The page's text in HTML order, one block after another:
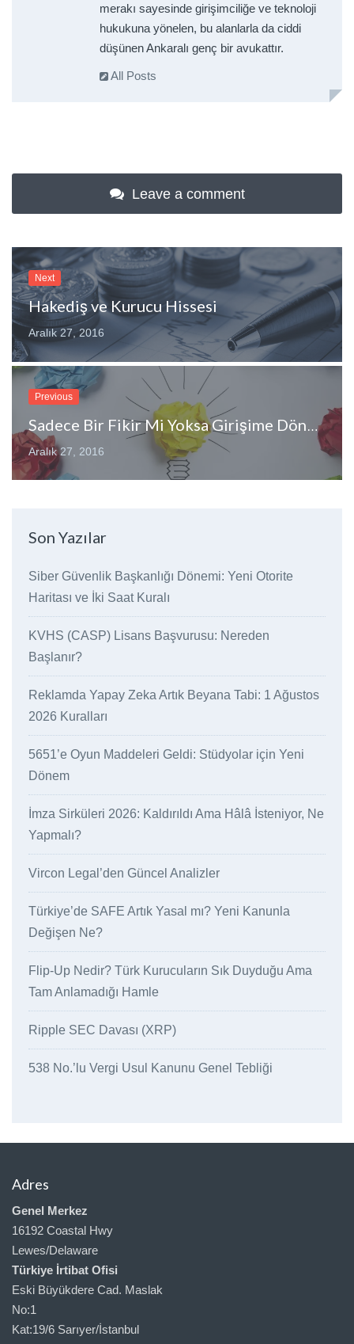
merakı sayesinde girişimciliğe ve teknoloji
hukukuna yönelen, bu alanlarla da ciddi
düşünen Ankaralı genç bir avukattır.
All Posts
Leave a comment
Next
Hakediş ve Kurucu Hissesi
Aralık 27, 2016
Previous
Sadece Bir Fikir Mi Yoksa Girişime Dönüşebilir Mi?
Aralık 27, 2016
Son Yazılar
Siber Güvenlik Başkanlığı Dönemi: Yeni Otorite
Haritası ve İki Saat Kuralı
KVHS (CASP) Lisans Başvurusu: Nereden
Başlanır?
Reklamda Yapay Zeka Artık Beyana Tabi: 1 Ağustos
2026 Kuralları
5651’e Oyun Maddeleri Geldi: Stüdyolar için Yeni
Dönem
İmza Sirküleri 2026: Kaldırıldı Ama Hâlâ İsteniyor, Ne
Yapmalı?
Vircon Legal’den Güncel Analizler
Türkiye’de SAFE Artık Yasal mı? Yeni Kanunla
Değişen Ne?
Flip-Up Nedir? Türk Kurucuların Sık Duyduğu Ama
Tam Anlamadığı Hamle
Ripple SEC Davası (XRP)
538 No.’lu Vergi Usul Kanunu Genel Tebliği
Adres
Genel Merkez
16192 Coastal Hwy
Lewes/Delaware
Türkiye İrtibat Ofisi
Eski Büyükdere Cad. Maslak
No:1
Kat:19/6 Sarıyer/İstanbul